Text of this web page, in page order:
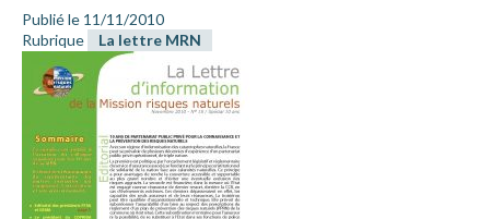
Publié le 11/11/2010
Rubrique
La lettre MRN